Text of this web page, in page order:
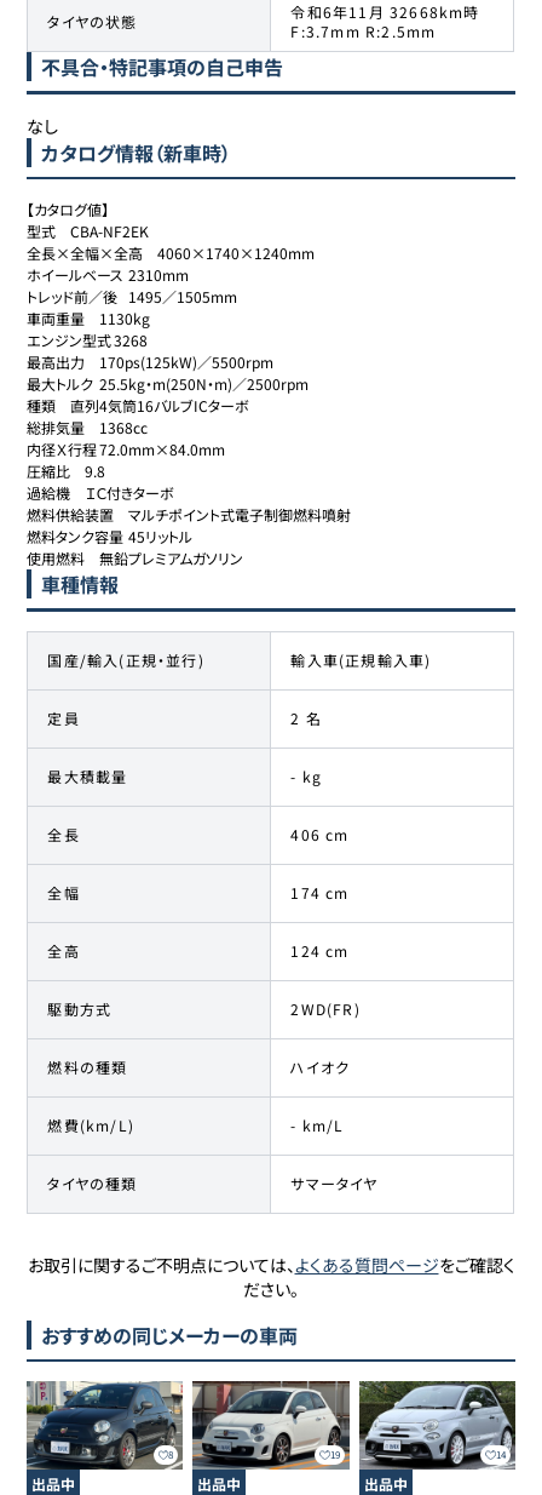
タイヤの状態
令和6年11月 32668km時
F:3.7mm R:2.5mm
不具合・特記事項の自己申告
なし
カタログ情報（新車時）
【カタログ値】
型式	CBA-NF2EK
全長×全幅×全高	4060×1740×1240mm
ホイールベース	2310mm
トレッド前／後	1495／1505mm
車両重量	1130kg
エンジン型式	3268
最高出力	170ps(125kW)／5500rpm
最大トルク	25.5kg・m(250N・m)／2500rpm
種類	直列4気筒16バルブICターボ
総排気量	1368cc
内径Ｘ行程	72.0mm×84.0mm
圧縮比	9.8
過給機	ＩＣ付きターボ
燃料供給装置	マルチポイント式電子制御燃料噴射
燃料タンク容量	45リットル
車種情報
国産/輸入(正規・並行) 輸入車(正規輸入車)
定員 2 名
最大積載量 - kg
全長 406 cm
全幅 174 cm
全高 124 cm
駆動方式 2WD(FR)
燃料の種類 ハイオク
燃費(km/L) - km/L
タイヤの種類 サマータイヤ
お取引に関するご不明点については、よくある質問ページをご確認く
ださい。
おすすめの同じメーカーの車両
8
出品中
19
出品中
14
出品中